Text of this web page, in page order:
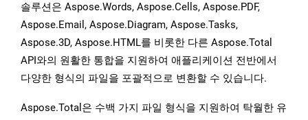
솔루션은 Aspose.Words, Aspose.Cells, Aspose.PDF,
Aspose.Email, Aspose.Diagram, Aspose.Tasks,
Aspose.3D, Aspose.HTML를 비롯한 다른 Aspose.Total
API와의 원활한 통합을 지원하여 애플리케이션 전반에서
다양한 형식의 파일을 포괄적으로 변환할 수 있습니다.
Aspose.Total은 수백 가지 파일 형식을 지원하여 탁월한 유